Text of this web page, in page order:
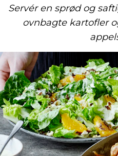
Servér en sprød og
ovnbagte kartofler